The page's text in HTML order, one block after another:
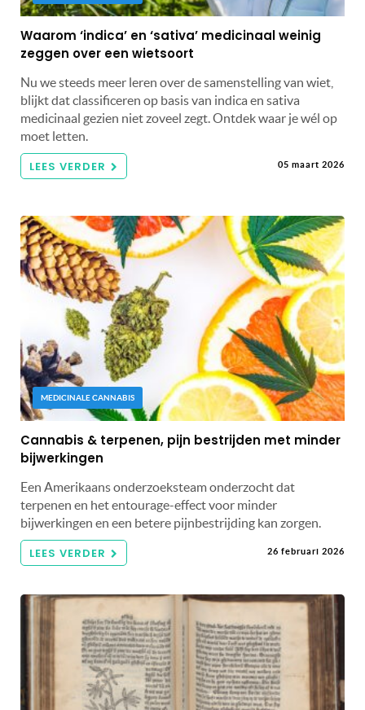
Waarom ‘indica’ en ‘sativa’ medicinaal weinig
zeggen over een wietsoort
Nu we steeds meer leren over de samenstelling van wiet,
blijkt dat classificeren op basis van indica en sativa
medicinaal gezien niet zoveel zegt. Ontdek waar je wél op
moet letten.
LEES VERDER 05 maart 2026
MEDICINALE CANNABIS
Cannabis & terpenen, pijn bestrijden met minder
bijwerkingen
Een Amerikaans onderzoeksteam onderzocht dat
terpenen en het entourage-effect voor minder
bijwerkingen en een betere pijnbestrijding kan zorgen.
LEES VERDER 26 februari 2026